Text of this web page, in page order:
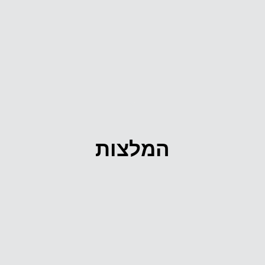
המלצות